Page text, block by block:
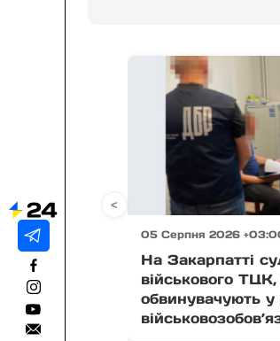
05 Серпня 2026
На Закарпатті
військового ТЦК,
обвинувачують у
<